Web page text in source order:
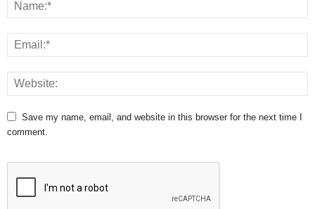
Save my name, email, and website in this browser for the next time I
comment.